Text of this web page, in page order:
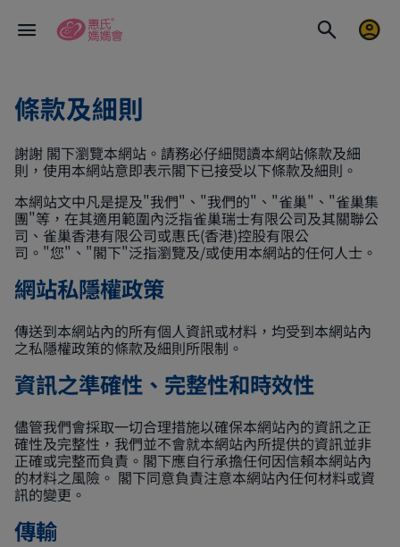
條款及細則
謝謝 閣下瀏覽本網站。請務必仔細閱讀本網站條款及細
則，使用本網站意即表示閣下已接受以下條款及細則。
本網站文中凡是提及"我們"、"我們的"、"雀巢"、"雀巢集
團"等，在其適用範圍內泛指雀巢瑞士有限公司及其關聯公
司、雀巢香港有限公司或惠氏(香港)控股有限公
司。"您"、"閣下"泛指瀏覽及/或使用本網站的任何人士。
網站私隱權政策
傳送到本網站內的所有個人資訊或材料，均受到本網站內
之私隱權政策的條款及細則所限制。
資訊之準確性、完整性和時效性
儘管我們會採取一切合理措施以確保本網站內的資訊之正
確性及完整性，我們並不會就本網站內所提供的資訊並非
正確或完整而負責。閣下應自行承擔任何因信賴本網站內
的材料之風險。 閣下同意負責注意本網站內任何材料或資
訊的變更。
傳輸